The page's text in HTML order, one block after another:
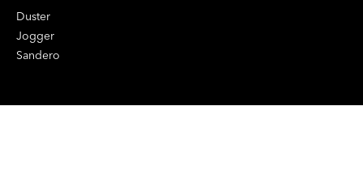
Duster
Jogger
Sandero